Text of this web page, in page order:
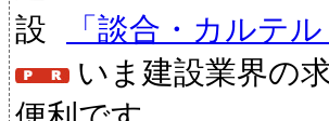
「談合・カルテ
いま建設業界の